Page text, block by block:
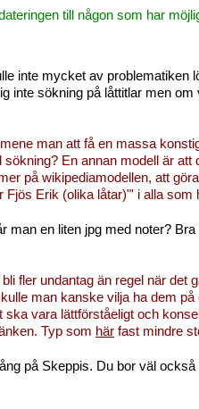
till någon som har
inte mycket av problematiken
inte sökning på låttitlar men
man att få en massa
En annan modell är att
på wikipediamodellen, att
Erik (olika låtar)"' i alla som
en liten jpg med noter?
fler undantag än regel när det
man kanske vilja ha dem
vara lättförståeligt och
Typ som här fast mindre
på Skeppis. Du bor väl